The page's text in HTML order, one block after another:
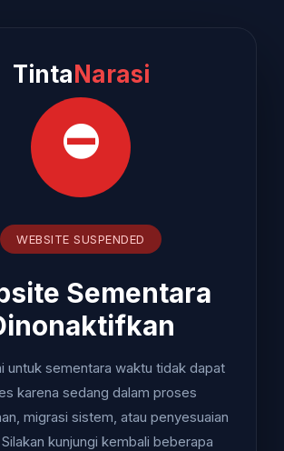
TintaNarasi
⛔
WEBSITE SUSPENDED
Sementara
untuk sementara waktu tidak dapat
karena sedang dalam proses
migrasi sistem, atau penyesuaian
kunjungi kembali beberapa